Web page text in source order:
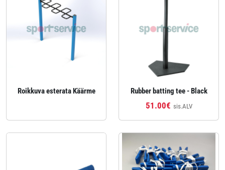
Roikkuva esterata Käärme Rubber batting tee - Black
51.00€ sis.ALV